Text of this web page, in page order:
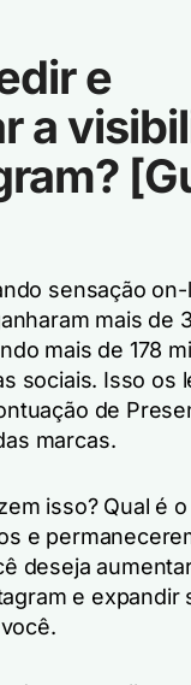
e
a
sensação
mais de
mais de 178
sociais. Isso os
de
marcas.
isso? Qual é
e
deseja
e expandir